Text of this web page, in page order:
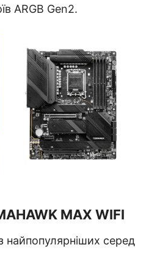
ARGB Gen2.
MAX WIFI
найпопулярніших серед